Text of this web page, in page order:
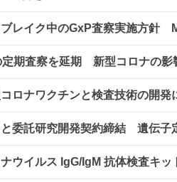
ブレイク中のGxP査察実施方針
定期査察を延期 新型コロナの影
コロナワクチンと検査技術の開
委託研究開発契約締結 遺伝子
ウイルス IgG/IgM 抗体検査キ